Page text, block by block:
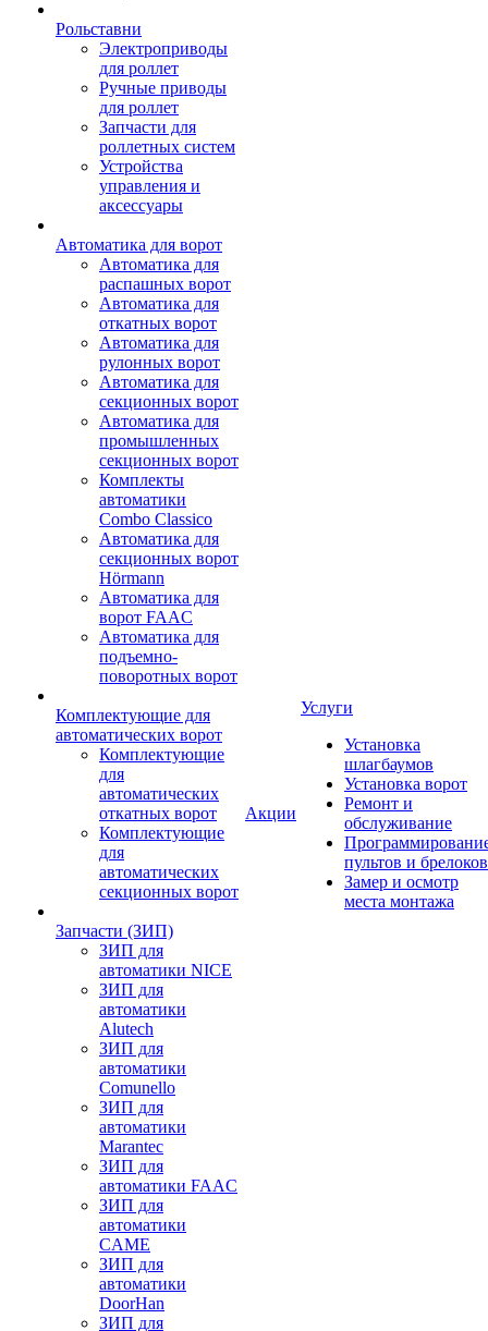
Рольставни
Электроприводы
для роллет
Ручные приводы
для роллет
Запчасти для
роллетных систем
Устройства
управления и
аксессуары
Автоматика для ворот
Автоматика для
распашных ворот
Автоматика для
откатных ворот
Автоматика для
рулонных ворот
Автоматика для
секционных ворот
Автоматика для
промышленных
секционных ворот
Комплекты
автоматики
Combo Classico
Автоматика для
секционных ворот
Hörmann
Автоматика для
ворот FAAC
Автоматика для
подъемно-
поворотных ворот
Комплектующие для
автоматических ворот
Комплектующие
для
автоматических
откатных ворот
Комплектующие
для
автоматических
секционных ворот
Запчасти (ЗИП)
ЗИП для
автоматики NICE
ЗИП для
автоматики
Alutech
ЗИП для
автоматики
Comunello
ЗИП для
автоматики
Marantec
ЗИП для
автоматики FAAC
ЗИП для
автоматики
CAME
ЗИП для
автоматики
DoorHan
ЗИП для
Акции
Услуги
Установка
шлагбаумов
Установка ворот
Ремонт и
обслуживание
пультов и брелоков
Замер и осмотр
места монтажа